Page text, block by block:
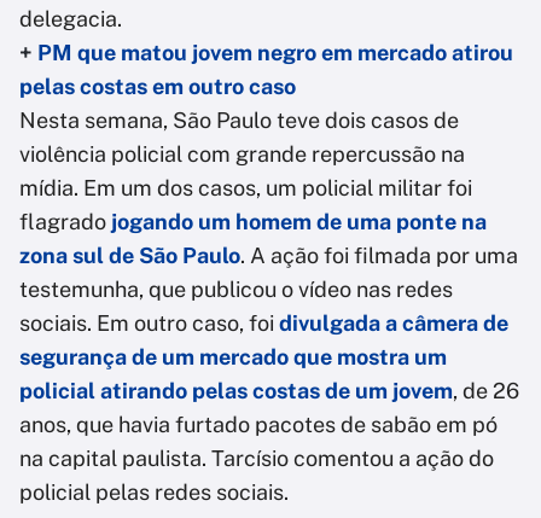
delegacia.
+ PM que matou jovem negro em mercado atirou
pelas costas em outro caso
Nesta semana, São Paulo teve dois casos de
violência policial com grande repercussão na
mídia. Em um dos casos, um policial militar foi
flagrado jogando um homem de uma ponte na
zona sul de São Paulo. A ação foi filmada por uma
testemunha, que publicou o vídeo nas redes
sociais. Em outro caso, foi divulgada a câmera de
segurança de um mercado que mostra um
policial atirando pelas costas de um jovem, de 26
anos, que havia furtado pacotes de sabão em pó
na capital paulista. Tarcísio comentou a ação do
policial pelas redes sociais.